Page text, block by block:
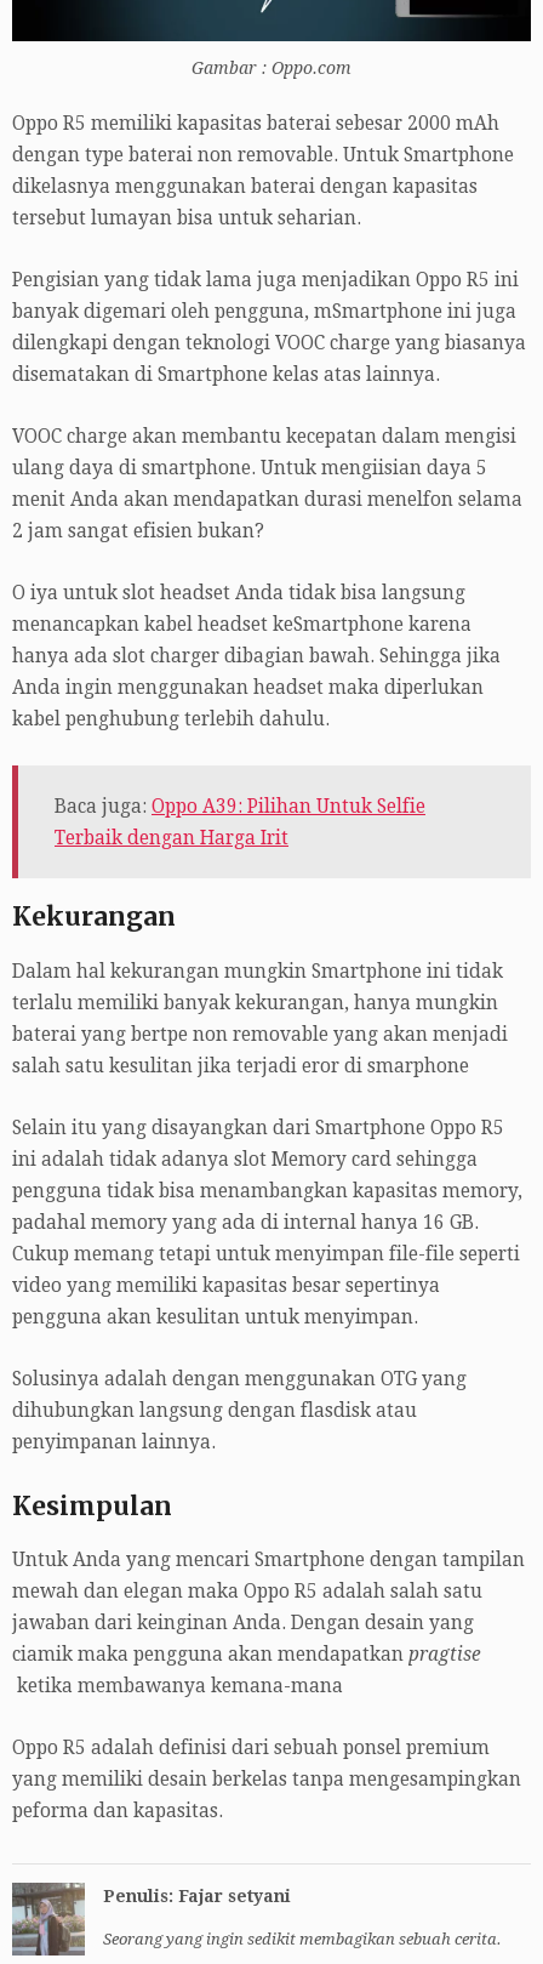
Gambar : Oppo.com
Oppo R5 memiliki kapasitas baterai sebesar 2000 mAh
dengan type baterai non removable. Untuk Smartphone
dikelasnya menggunakan baterai dengan kapasitas
tersebut lumayan bisa untuk seharian.
Pengisian yang tidak lama juga menjadikan Oppo R5 ini
banyak digemari oleh pengguna, mSmartphone ini juga
dilengkapi dengan teknologi VOOC charge yang biasanya
disematakan di Smartphone kelas atas lainnya.
VOOC charge akan membantu kecepatan dalam mengisi
ulang daya di smartphone. Untuk mengiisian daya 5
menit Anda akan mendapatkan durasi menelfon selama
2 jam sangat efisien bukan?
O iya untuk slot headset Anda tidak bisa langsung
menancapkan kabel headset keSmartphone karena
hanya ada slot charger dibagian bawah. Sehingga jika
Anda ingin menggunakan headset maka diperlukan
kabel penghubung terlebih dahulu.
Baca juga: Oppo A39: Pilihan Untuk Selfie
Terbaik dengan Harga Irit
Kekurangan
Dalam hal kekurangan mungkin Smartphone ini tidak
terlalu memiliki banyak kekurangan, hanya mungkin
baterai yang bertpe non removable yang akan menjadi
salah satu kesulitan jika terjadi eror di smarphone
Selain itu yang disayangkan dari Smartphone Oppo R5
ini adalah tidak adanya slot Memory card sehingga
pengguna tidak bisa menambangkan kapasitas memory,
padahal memory yang ada di internal hanya 16 GB.
Cukup memang tetapi untuk menyimpan file-file seperti
video yang memiliki kapasitas besar sepertinya
pengguna akan kesulitan untuk menyimpan.
Solusinya adalah dengan menggunakan OTG yang
dihubungkan langsung dengan flasdisk atau
penyimpanan lainnya.
Kesimpulan
Untuk Anda yang mencari Smartphone dengan tampilan
mewah dan elegan maka Oppo R5 adalah salah satu
jawaban dari keinginan Anda. Dengan desain yang
ciamik maka pengguna akan mendapatkan pragtise
ketika membawanya kemana-mana
Oppo R5 adalah definisi dari sebuah ponsel premium
yang memiliki desain berkelas tanpa mengesampingkan
peforma dan kapasitas.
Penulis: Fajar setyani
Seorang yang ingin sedikit membagikan sebuah cerita.